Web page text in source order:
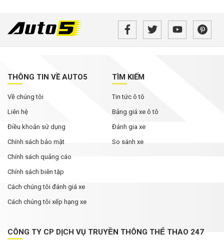
THÔNG TIN VỀ AUTO5
Về chúng tôi
Liên hệ
Điều khoản sử dụng
Chính sách bảo mật
Chính sách quảng cáo
Chính sách biên tập
Cách chúng tôi đánh giá xe
Cách chúng tôi xếp hạng xe
TÌM KIẾM
Tin tức ô tô
Bảng giá xe ô tô
Đánh gia xe
So sánh xe
CÔNG TY CP DỊCH VỤ TRUYỀN THÔNG THỂ THAO 247